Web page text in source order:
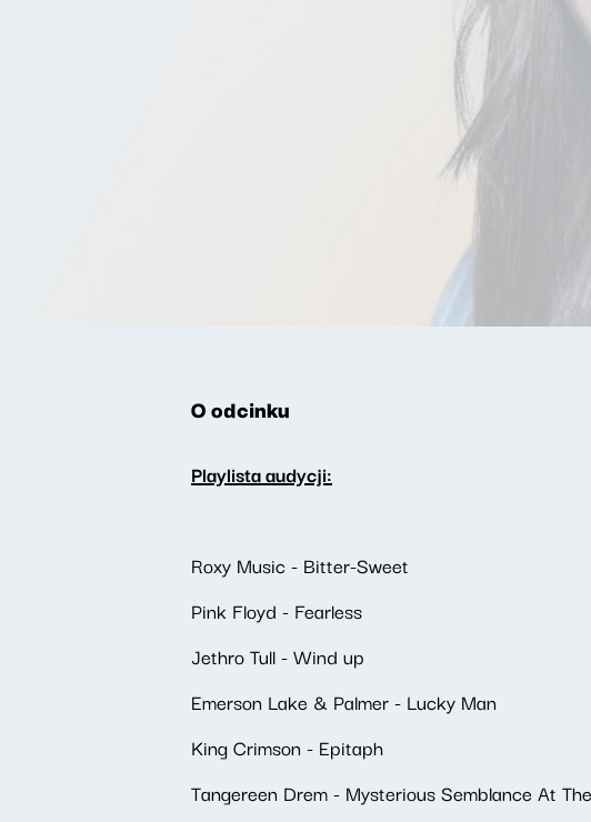
O odcinku
Playlista audycji:
Roxy Music - Bitter-Sweet
Pink Floyd - Fearless
Jethro Tull - Wind up
Emerson Lake & Palmer - Lucky Man
King Crimson - Epitaph
Tangereen Drem - Mysterious Semblance At